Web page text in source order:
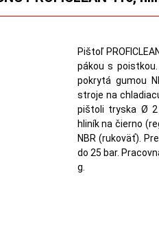
Pištoľ
pákou s
pokrytá gumou
stroje na
pištoli tryska Ø 2
hliník na čierno
NBR (rukoväť).
do 25 bar.
g.